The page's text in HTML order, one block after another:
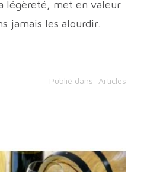
légèreté, met en valeur
jamais les alourdir.
Publié dans: Articles